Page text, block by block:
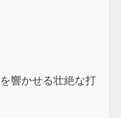
響かせる壮絶な打